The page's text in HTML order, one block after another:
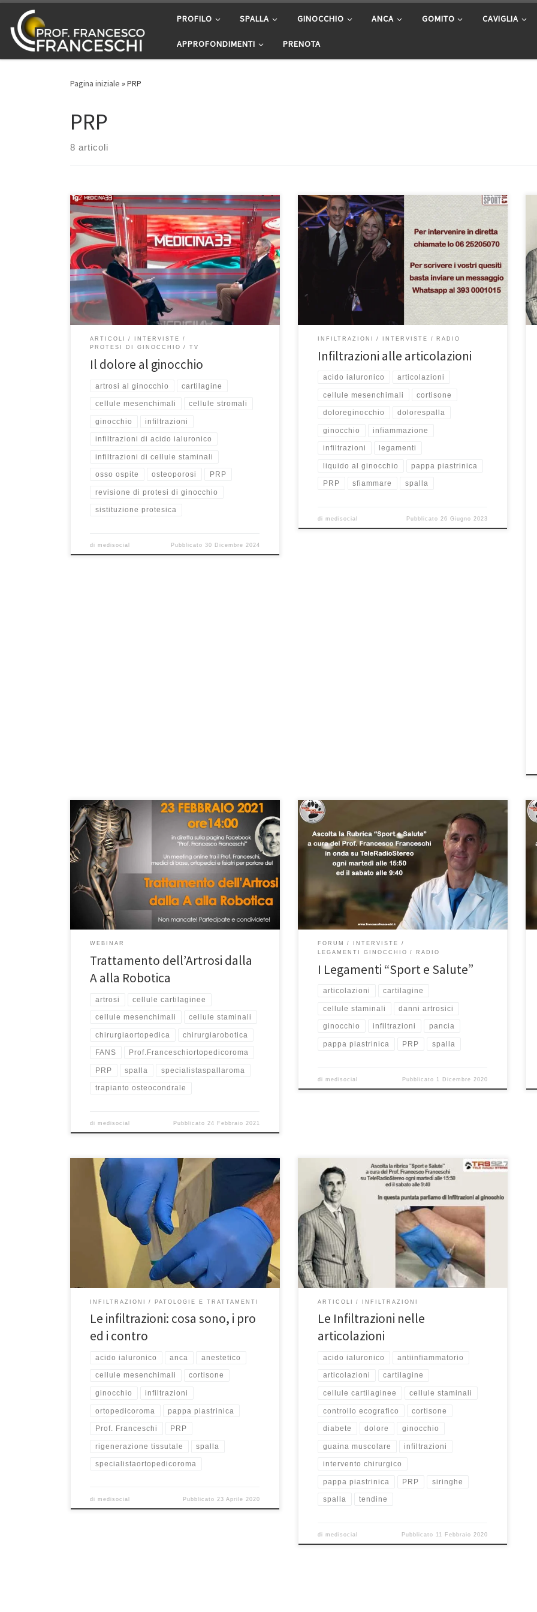
Passa al contenuto PROFILO SPALLA GINOCCHIO ANCA GOMITO CAVIGLIA
APPROFONDIMENTI PRENOTA
Pagina iniziale »PRP
PRP
8 articoli
Il dolore al ginocchio è un problema serio. Può essere
danneggiato a causa di malattie degenerative come
l’artrosi per esempio. E allora la prima cosa a cui si
pensa è una protesi. È giusto? Guarda l’ultima
intervista al Prof. Francesco Franceschi al Tg2 Medicina
33 del 26 dicembre 2024 per […]
ARTICOLI
INTERVISTE
PROTESI DI GINOCCHIO
TV
Il dolore al ginocchio
artrosi al ginocchio cartilagine
cellule mesenchimali cellule stromali
ginocchio infiltrazioni
infiltrazioni di acido ialuronico
infiltrazioni di cellule staminali
osso ospite osteoporosi PRP
revisione di protesi di ginocchio
sistituzione protesica
dimedisocial Pubblicato 30 Dicembre 2024
Infiltrazioni alle articolazioni – Intervista su Centro
Suono Sport del 14/6/2023 Prof. Francesco Franceschi
ortopedico a Roma. In questa puntata di “Salute e
Sport” rubrica a cura di Marzia Caltagirone e del Prof.
Francesco Franceschi, di Notte Giallorossa in onda su
Centro Suono Sport, si è approfondito il tema delle
INFILTRAZIONI INTERVISTE RADIO
Infiltrazioni alle articolazioni
acido ialuronico articolazioni
cellule mesenchimali cortisone
doloreginocchio dolorespalla
ginocchio infiammazione
infiltrazioni legamenti
liquido al ginocchio pappa piastrinica
PRP sfiammare spalla
dimedisocial Pubblicato 26 Giugno 2023
Trattamento dell’Artrosi dalla A alla Robotica webinar
23/02/2021In questo webinar del 23 febbraio scorso
scorso sulla pagina Facebook Prof. Francesco
Franceschi ho parlato insieme ai Medici di Base, a
colleghi ortopedici e a fisiatri del trattamento
dell’Artrosi dalla A alla Robotica. Abbiamo parlato del
trattamento con i farmaci FANS, dei […]
WEBINAR
Trattamento dell’Artrosi dalla
A alla Robotica
artrosi cellule cartilaginee
cellule mesenchimali cellule staminali
chirurgiaortopedica chirurgiarobotica
FANS Prof.Franceschiortopedicoroma
PRP spalla specialistaspallaroma
trapianto osteocondrale
dimedisocial Pubblicato 24 Febbraio 2021
I Legamenti: “Sport e Salute”In questa puntata di
“Sport e Salute”, la mia rubrica in onda su
Teleradiostereo 92.7 ogni martedì alle 15:50 ed ogni
sabato alle 9:40, abbiamo affrontato il tema dei
legamenti. Potete riascoltare la puntata qui Parliamo
di legamenti, argomento così diffuso e anzi è molto
importante […]
FORUM
INTERVISTE
LEGAMENTI GINOCCHIO
RADIO
I Legamenti “Sport e Salute”
articolazioni cartilagine
cellule staminali danni artrosici
ginocchio infiltrazioni pancia
pappa piastrinica PRP spalla
dimedisocial Pubblicato 1 Dicembre 2020
Le infiltrazioni: cosa sono, i pro ed i
contro.Specialmente in questo periodo in cui a causa
del coronavirus si stanno dilatando i tempi delle liste
d’attesa e comunque per quei pazienti che non sono
particolarmente convinti per l’intervento, bisogna
prendere in considerazione il trattamento infiltrativo.
Le infiltrazioni sono delle punture […]
INFILTRAZIONI PATOLOGIE E TRATTAMENTI
Le infiltrazioni: cosa sono, i pro
ed i contro
acido ialuronico anca anestetico
cellule mesenchimali cortisone
ginocchio infiltrazioni
ortopedicoroma pappa piastrinica
Prof. Franceschi PRP
rigenerazione tissutale spalla
specialistaortopedicoroma
dimedisocial Pubblicato 23 Aprile 2020
Le Infiltrazioni nelle articolazioni: cosa sono, a cosa
servono e come si effettuano Spesso i pazienti
entrano in ambulatorio chiedendo prestazioni
miracolose con delle infiltrazioni nelle articolazioni, il
tutto dovuto alla cattiva informazione presente sui
media dove vengono rilasciate spesso delle interviste
non controllate dove si promette di far rinascere […]
ARTICOLI INFILTRAZIONI
Le Infiltrazioni nelle
articolazioni
acido ialuronico antiinfiammatorio
articolazioni cartilagine
cellule cartilaginee cellule staminali
controllo ecografico cortisone
diabete dolore ginocchio
guaina muscolare infiltrazioni
intervento chirurgico
pappa piastrinica PRP siringhe
spalla tendine
dimedisocial Pubblicato 11 Febbraio 2020